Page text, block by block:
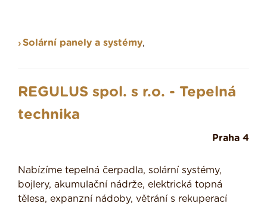
Solární panely a systémy,
REGULUS spol. s r.o. - Tepelná
technika
Praha 4
Nabízíme tepelná čerpadla, solární systémy,
bojlery, akumulační nádrže, elektrická topná
tělesa, expanzní nádoby, větrání s rekuperací